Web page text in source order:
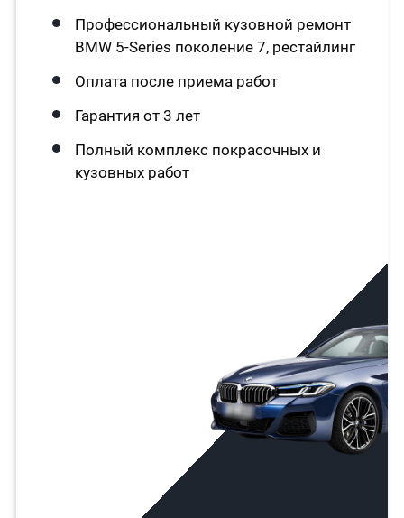
Профессиональный кузовной ремонт
BMW 5-Series поколение 7, рестайлинг
Оплата после приема работ
Гарантия от 3 лет
Полный комплекс покрасочных и
кузовных работ